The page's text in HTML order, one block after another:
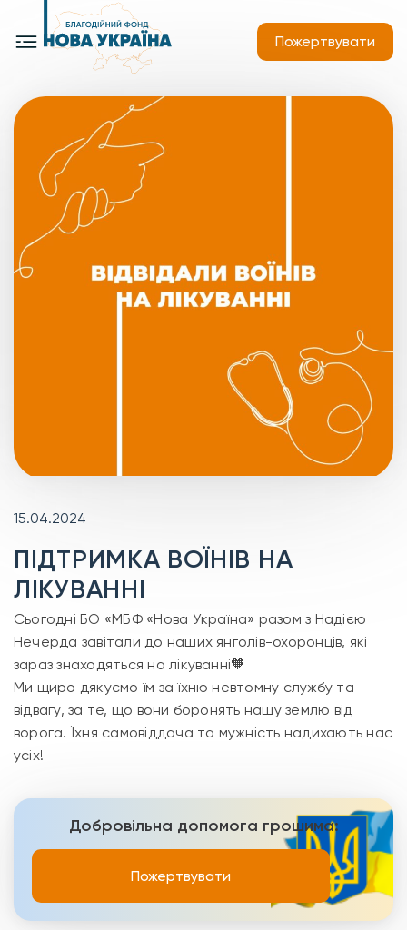
Пожертвувати
15.04.2024
ПІДТРИМКА ВОЇНІВ НА
ЛІКУВАННІ
Сьогодні БО «МБФ «Нова Україна» разом з Надією
Нечерда завітали до наших янголів-охоронців, які
зараз знаходяться на лікуванні🧡
Ми щиро дякуємо їм за їхню невтомну службу та
відвагу, за те, що вони боронять нашу землю від
ворога. Їхня самовіддача та мужність надихають нас
усіх!
Добровільна допомога грошима:
Пожертвувати